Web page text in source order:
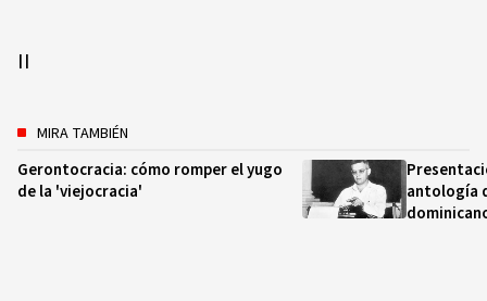
II
MIRA TAMBIÉN
Gerontocracia: cómo romper el yugo
de la 'viejocracia'
antología